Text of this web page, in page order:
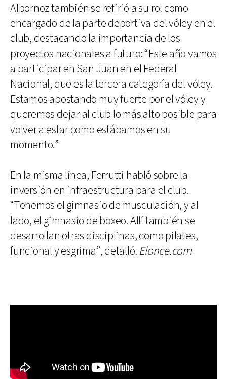
Albornoz también se refirió a su rol como
encargado de la parte deportiva del vóley en el
club, destacando la importancia de los
proyectos nacionales a futuro: “Este año vamos
a participar en San Juan en el Federal
Nacional, que es la tercera categoría del vóley.
Estamos apostando muy fuerte por el vóley y
queremos dejar al club lo más alto posible para
volver a estar como estábamos en su
momento.”
En la misma línea, Ferrutti habló sobre la
inversión en infraestructura para el club.
“Tenemos el gimnasio de musculación, y al
lado, el gimnasio de boxeo. Allí también se
desarrollan otras disciplinas, como pilates,
funcional y esgrima”, detalló. Elonce.com